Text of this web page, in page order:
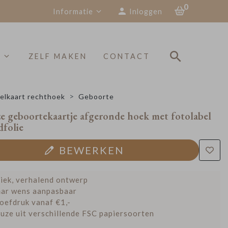
Informatie Inloggen
0
ZELF MAKEN CONTACT
rechthoek Geboorte
geboortekaartje afgeronde hoek met fotolabel
BEWERKEN
verhalend ontwerp
wens aanpasbaar
vanaf €1,-
uit verschillende FSC papiersoorten